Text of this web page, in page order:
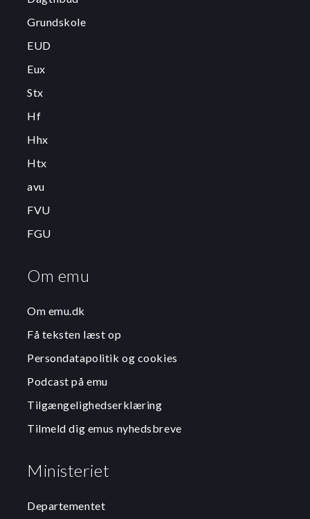
Grundskole
EUD
Eux
Stx
Hf
Hhx
Htx
avu
FVU
FGU
Om emu
Om emu.dk
Få teksten læst op
Persondatapolitik og cookies
Podcast på emu
Tilgængelighedserklæring
Tilmeld dig emus nyhedsbreve
Ministeriet
Departementet